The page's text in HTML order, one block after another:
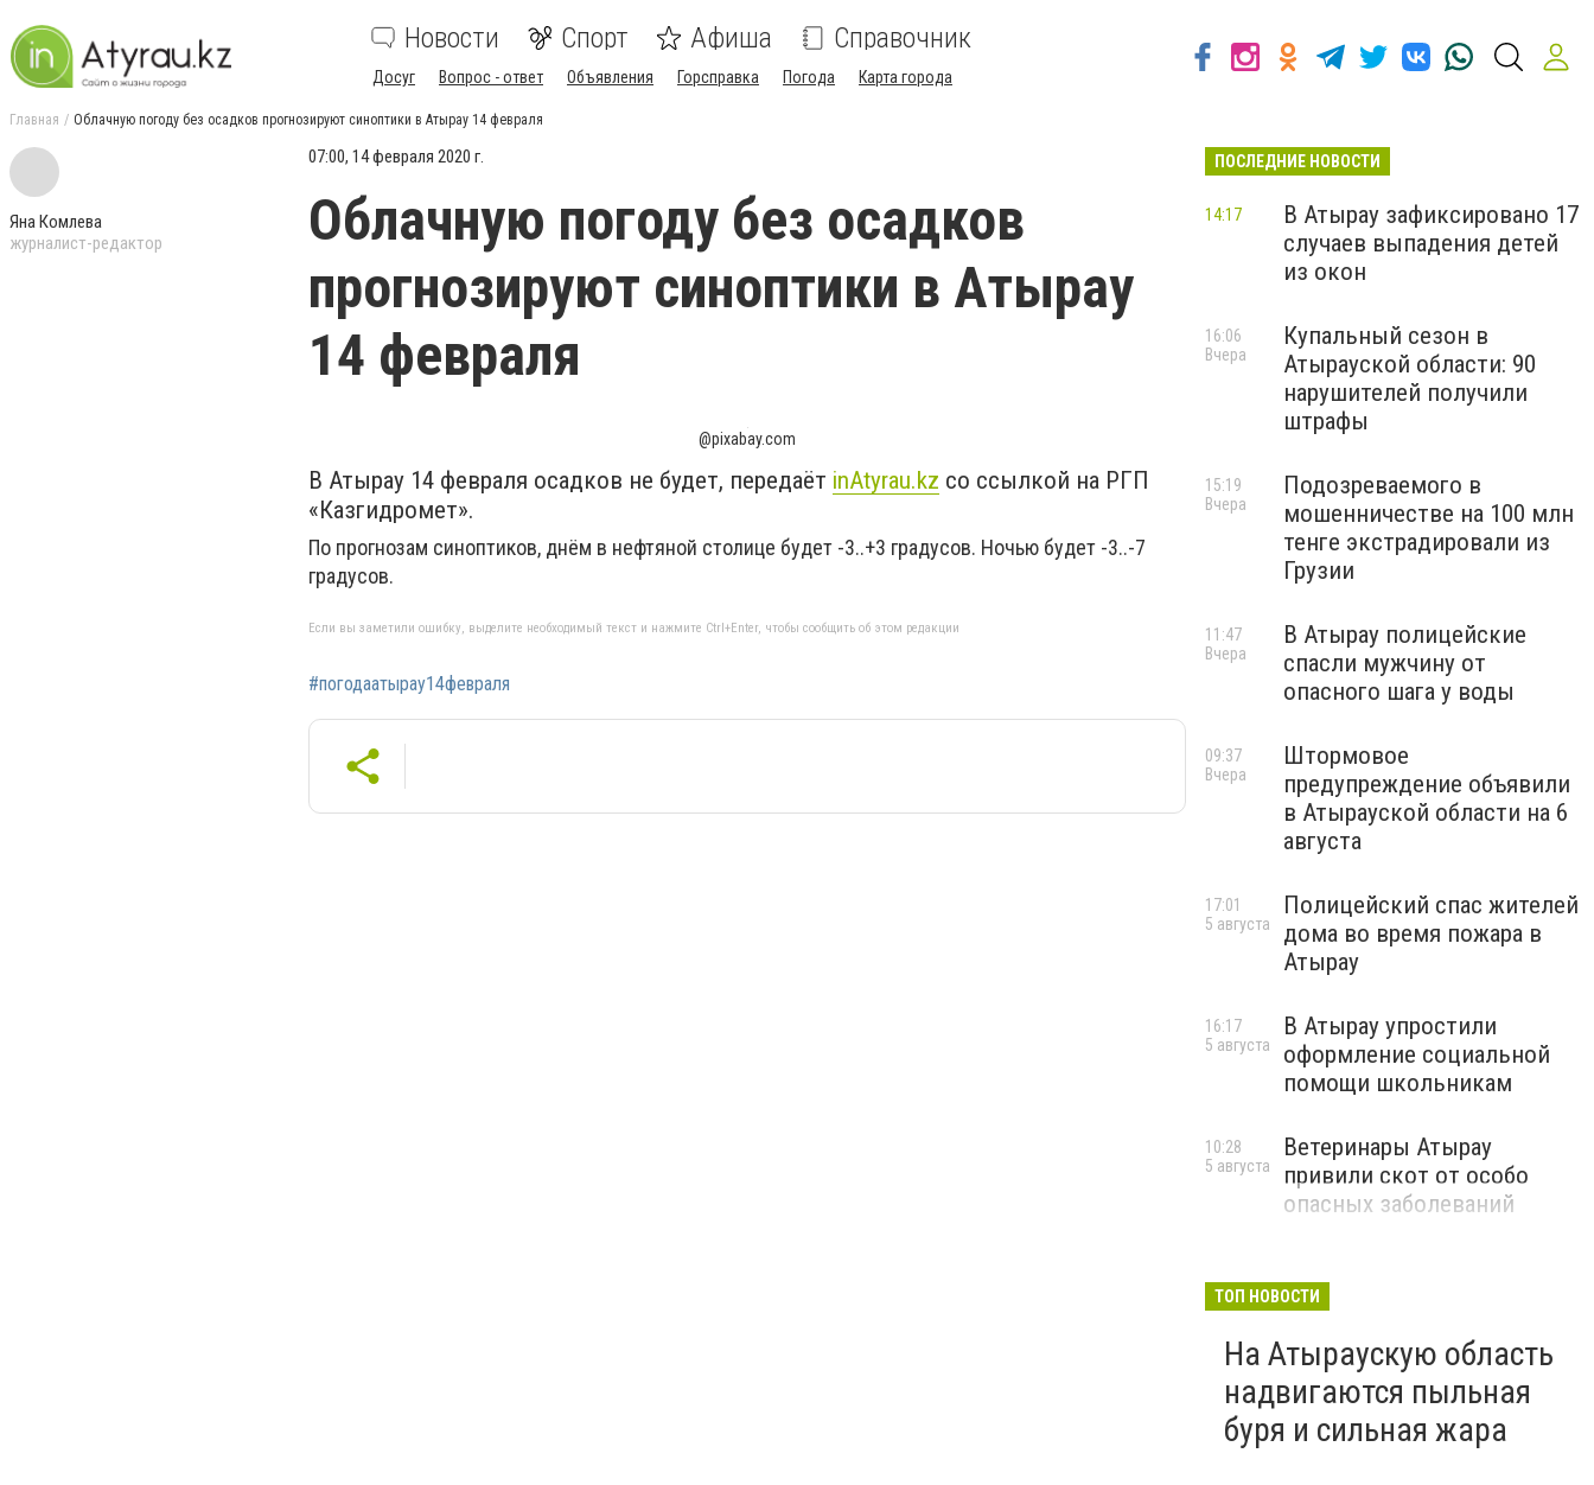
Новости Спорт Афиша Справочник
Досуг Вопрос - ответ Объявления Горсправка Погода Карта города
Главная Облачную погоду без осадков прогнозируют синоптики в Атырау 14 февраля
Яна Комлева
журналист-редактор
07:00, 14 февраля 2020 г.
Облачную погоду без осадков
прогнозируют синоптики в Атырау
14 февраля
@pixabay.com
В Атырау 14 февраля осадков не будет, передаёт inAtyrau.kz со ссылкой на РГП
«Казгидромет».
По прогнозам синоптиков, днём в нефтяной столице будет -3..+3 градусов. Ночью будет -3..-7
градусов.
Если вы заметили ошибку, выделите необходимый текст и нажмите Ctrl+Enter, чтобы сообщить об этом редакции
#погодаатырау14февраля
ПОСЛЕДНИЕ НОВОСТИ
В Атырау зафиксировано 17
случаев выпадения детей
из окон
14:17
Купальный сезон в
Атырауской области: 90
нарушителей получили
штрафы
16:06
Вчера
Подозреваемого в
мошенничестве на 100 млн
тенге экстрадировали из
Грузии
15:19
Вчера
В Атырау полицейские
спасли мужчину от
опасного шага у воды
11:47
Вчера
Штормовое
предупреждение объявили
в Атырауской области на 6
августа
09:37
Вчера
Полицейский спас жителей
дома во время пожара в
Атырау
17:01
5 августа
В Атырау упростили
оформление социальной
помощи школьникам
16:17
5 августа
Ветеринары Атырау
привили скот от особо
опасных заболеваний
10:28
5 августа
ТОП НОВОСТИ
На Атыраускую область
надвигаются пыльная
буря и сильная жара